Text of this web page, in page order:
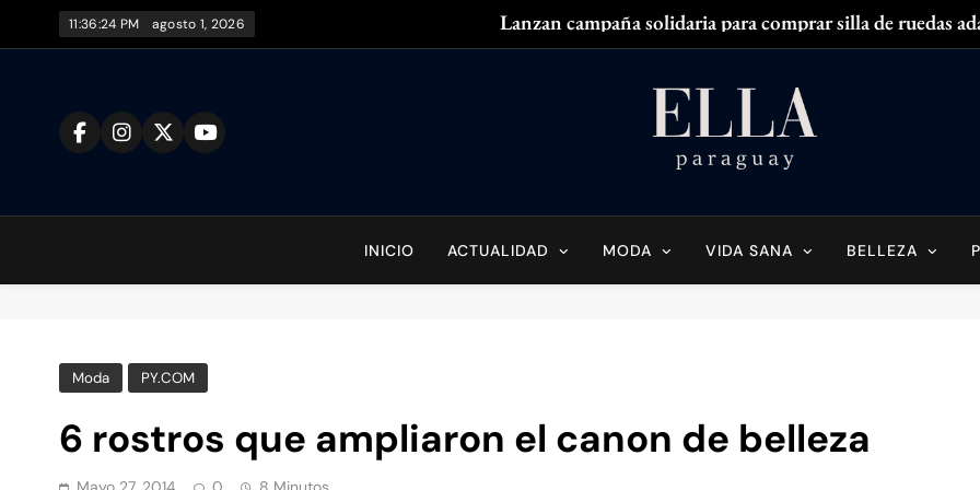
11:36:26 PM agosto 1, 2026
Lanzan campaña solidaria para comprar silla de ruedas
Zendaya
Ella Paraguay
INICIO ACTUALIDAD MODA VIDA SANA BELLEZA
Moda PY.COM
6 rostros que ampliaron el canon de belleza